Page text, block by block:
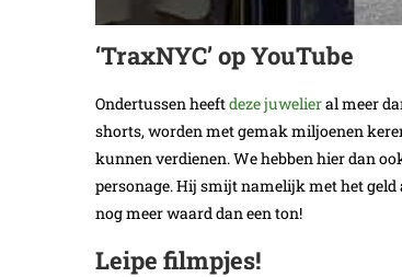
‘TraxNYC’ op YouTube
Ondertussen heeftdeze juwelieral meer
shorts, worden met gemak miljoenen
kunnen verdienen. We hebben hier dan
personage. Hij smijt namelijk met het
nog meer waard dan een ton!
Leipe filmpjes!